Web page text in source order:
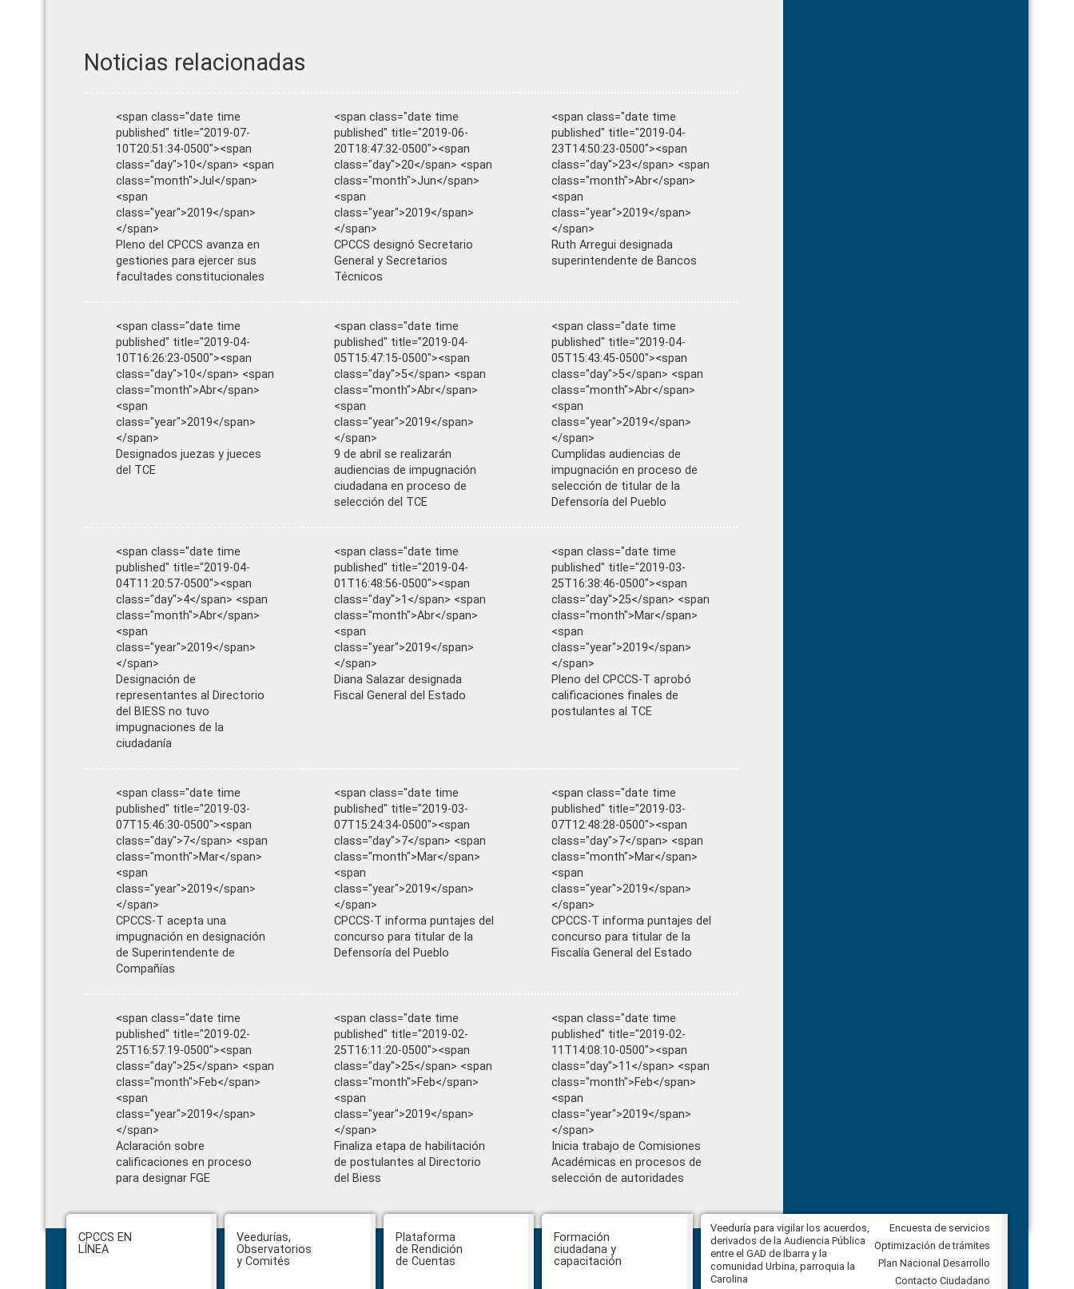
Noticias relacionadas
<span class="date time
published" title="2019-07-
10T20:51:34-0500"><span
class="day">10</span> <span
class="month">Jul</span>
<span
class="year">2019</span>
</span>
Pleno del CPCCS avanza en
gestiones para ejercer sus
facultades constitucionales
<span class="date time
published" title="2019-06-
20T18:47:32-0500"><span
class="day">20</span> <span
class="month">Jun</span>
<span
class="year">2019</span>
</span>
CPCCS designó Secretario
General y Secretarios
Técnicos
<span class="date time
published" title="2019-04-
23T14:50:23-0500"><span
class="day">23</span> <span
class="month">Abr</span>
<span
class="year">2019</span>
</span>
Ruth Arregui designada
superintendente de Bancos
<span class="date time
published" title="2019-04-
10T16:26:23-0500"><span
class="day">10</span> <span
class="month">Abr</span>
<span
class="year">2019</span>
</span>
Designados juezas y jueces
del TCE
<span class="date time
published" title="2019-04-
05T15:47:15-0500"><span
class="day">5</span> <span
class="month">Abr</span>
<span
class="year">2019</span>
</span>
9 de abril se realizarán
audiencias de impugnación
ciudadana en proceso de
selección del TCE
<span class="date time
published" title="2019-04-
05T15:43:45-0500"><span
class="day">5</span> <span
class="month">Abr</span>
<span
class="year">2019</span>
</span>
Cumplidas audiencias de
impugnación en proceso de
selección de titular de la
Defensoría del Pueblo
<span class="date time
published" title="2019-04-
04T11:20:57-0500"><span
class="day">4</span> <span
class="month">Abr</span>
<span
class="year">2019</span>
</span>
Designación de
representantes al Directorio
del BIESS no tuvo
impugnaciones de la
ciudadanía
<span class="date time
published" title="2019-04-
01T16:48:56-0500"><span
class="day">1</span> <span
class="month">Abr</span>
<span
class="year">2019</span>
</span>
Diana Salazar designada
Fiscal General del Estado
<span class="date time
published" title="2019-03-
25T16:38:46-0500"><span
class="day">25</span> <span
class="month">Mar</span>
<span
class="year">2019</span>
</span>
Pleno del CPCCS-T aprobó
calificaciones finales de
postulantes al TCE
<span class="date time
published" title="2019-03-
07T15:46:30-0500"><span
class="day">7</span> <span
class="month">Mar</span>
<span
class="year">2019</span>
</span>
CPCCS-T acepta una
impugnación en designación
de Superintendente de
Compañías
<span class="date time
published" title="2019-03-
07T15:24:34-0500"><span
class="day">7</span> <span
class="month">Mar</span>
<span
class="year">2019</span>
</span>
CPCCS-T informa puntajes del
concurso para titular de la
Defensoría del Pueblo
<span class="date time
published" title="2019-03-
07T12:48:28-0500"><span
class="day">7</span> <span
class="month">Mar</span>
<span
class="year">2019</span>
</span>
CPCCS-T informa puntajes del
concurso para titular de la
Fiscalía General del Estado
<span class="date time
published" title="2019-02-
25T16:57:19-0500"><span
class="day">25</span> <span
class="month">Feb</span>
<span
class="year">2019</span>
</span>
Aclaración sobre
calificaciones en proceso
para designar FGE
<span class="date time
published" title="2019-02-
25T16:11:20-0500"><span
class="day">25</span> <span
class="month">Feb</span>
<span
class="year">2019</span>
</span>
Finaliza etapa de habilitación
de postulantes al Directorio
del Biess
<span class="date time
published" title="2019-02-
11T14:08:10-0500"><span
class="day">11</span> <span
class="month">Feb</span>
<span
class="year">2019</span>
</span>
Inicia trabajo de Comisiones
Académicas en procesos de
selección de autoridades
Footer
CPCCS EN
LÍNEA
Veedurías,
Observatorios
y Comités
Plataforma
de Rendición
de Cuentas
Formación
ciudadana y
capacitación
Abiertas impugnaciones a los
delegados de la Función Judicial a
la Comisión Ciudadana de
Selección para la designación de
Veeduría para vigilar los acuerdos,
derivados de la Audiencia Pública
entre el GAD de Ibarra y la
comunidad Urbina, parroquia la
Carolina
CPCCS convoca a Veeduría
Ciudadana para vigilar el concurso
Encuesta de servicios
Optimización de trámites
Plan Nacional Desarrollo
Contacto Ciudadano